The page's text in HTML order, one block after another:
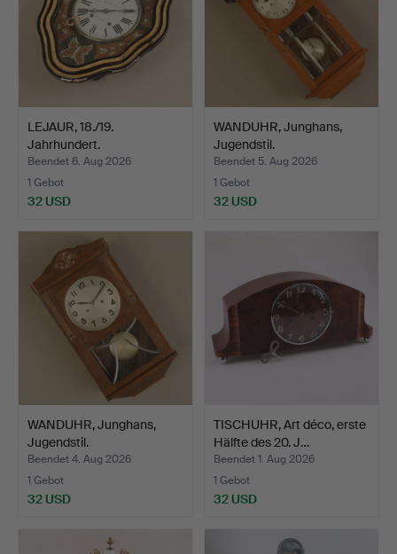
LEJAUR, 18./19.
Jahrhundert.
Beendet 6. Aug 2026
1 Gebot
32 USD
WANDUHR, Junghans,
Jugendstil.
Beendet 5. Aug 2026
1 Gebot
32 USD
WANDUHR, Junghans,
Jugendstil.
Beendet 4. Aug 2026
1 Gebot
32 USD
TISCHUHR, Art déco, erste
Hälfte des 20. J…
Beendet 1. Aug 2026
1 Gebot
32 USD